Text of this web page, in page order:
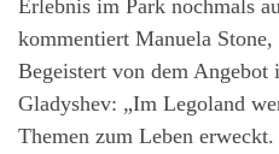
Erlebnis im Park nochmals
kommentiert Manuela
Begeistert von dem Angebot
Gladyshev: „Im Legoland
Themen zum Leben